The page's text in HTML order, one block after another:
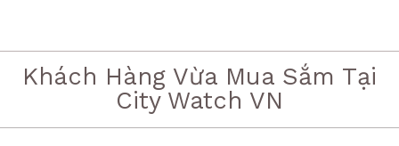
Khách Hàng Vừa Mua Sắm Tại
City Watch VN